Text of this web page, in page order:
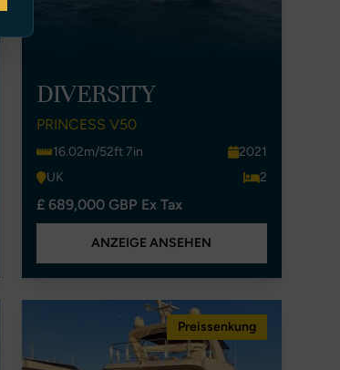
DIVERSITY
PRINCESS V50
16.02m/52ft 7in
2021
UK
2
£ 689,000 GBP Ex Tax
ANZEIGE ANSEHEN
Preissenkung